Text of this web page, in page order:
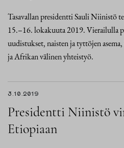
Tasavallan presidentti Sauli Niinistö
15.–16. lokakuuta 2019. Vierailulla
uudistukset, naisten ja tyttöjen
ja Afrikan välinen yhteistyö.
3.10.2019
Presidentti Niinistö
Etiopiaan